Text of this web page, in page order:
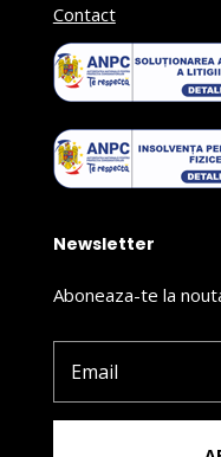
Contact
Newsletter
Aboneaza-te la